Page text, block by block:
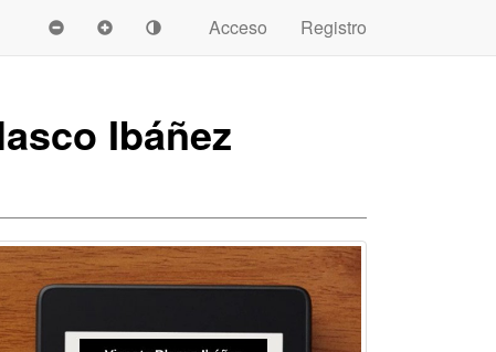
Acceso
Registro
Ibáñez